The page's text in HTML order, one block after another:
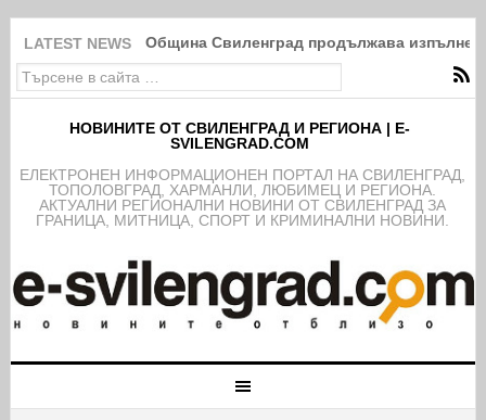
LATEST NEWS Община Свиленград продължава
НОВИНИТЕ ОТ СВИЛЕНГРАД И РЕГИОНА | E-
SVILENGRAD.COM
EЛЕКТРОНЕН ИНФОРМАЦИОНЕН ПОРТАЛ НА СВИЛЕНГРАД,
ТОПОЛОВГРАД, ХАРМАНЛИ, ЛЮБИМЕЦ И РЕГИОНА.
АКТУАЛНИ РЕГИОНАЛНИ НОВИНИ ОТ СВИЛЕНГРАД ЗА
ГРАНИЦА, МИТНИЦА, СПОРТ И КРИМИНАЛНИ НОВИНИ.